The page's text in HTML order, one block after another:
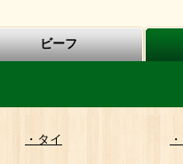
ビーフ
・タイ